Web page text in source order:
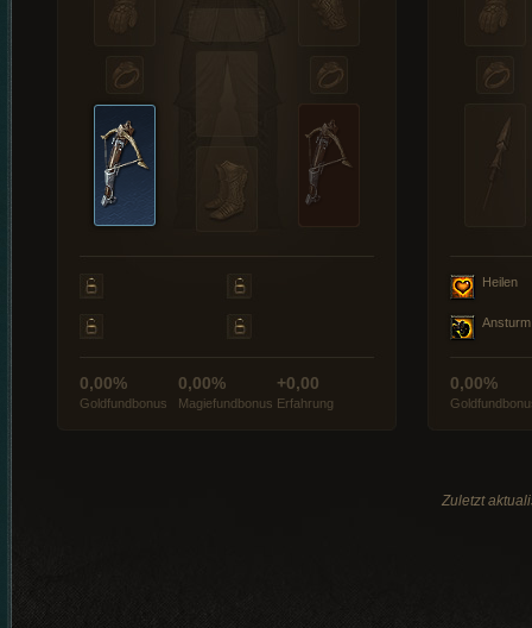
0,00%
Goldfundbonus
0,00%
Magiefundbonus
+0,00
Erfahrung
Heilen
Ansturm
0,00%
Zuletzt